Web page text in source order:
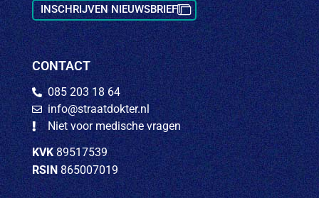
INSCHRIJVEN NIEUWSBRIEF
CONTACT
085 203 18 64
info@straatdokter.nl
Niet voor medische vragen
KVK89517539
RSIN 865007019